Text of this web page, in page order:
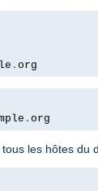
. org
. org
les hôtes du